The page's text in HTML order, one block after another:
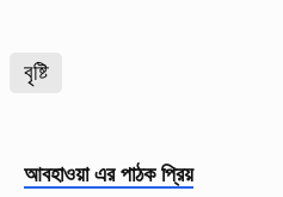
বৃষ্টি
আবহাওয়া এর পাঠক প্রিয়